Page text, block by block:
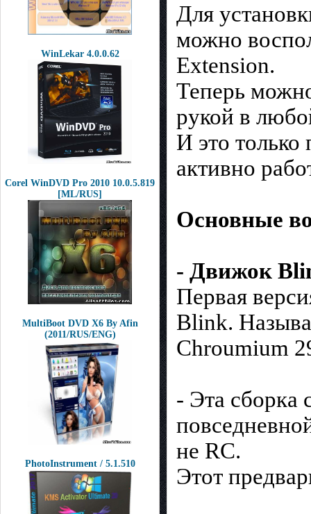
WinLekar 4.0.0.62
Corel WinDVD Pro 2010 10.0.5.819
[ML/RUS]
MultiBoot DVD X6 By Afin
(2011/RUS/ENG)
PhotoInstrument / 5.1.510
Для
можно
Extension.
Теперь
рукой в
И это
активно
Основные
- Движок
Первая
Blink.
Chroumium
- Эта сборка
не RC.
Этот